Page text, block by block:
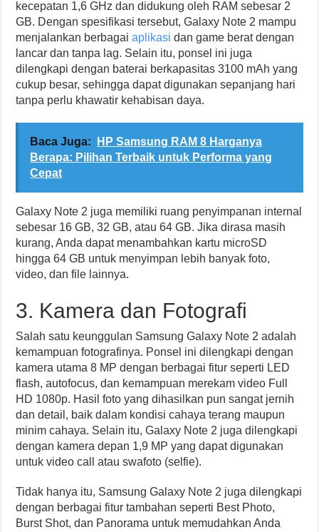
kecepatan 1,6 GHz dan didukung oleh RAM sebesar 2
GB. Dengan spesifikasi tersebut, Galaxy Note 2 mampu
menjalankan berbagaiaplikasi dan game berat dengan
lancar dan tanpa lag. Selain itu, ponsel ini juga
dilengkapi dengan baterai berkapasitas 3100 mAh yang
cukup besar, sehingga dapat digunakan sepanjang hari
tanpa perlu khawatir kehabisan daya.
Baca Juga:
HP Samsung RAM 8 Harganya
Berapa: Pilihan Terbaik untuk Performa yang
Cepat
Galaxy Note 2 juga memiliki ruang penyimpanan internal
sebesar 16 GB, 32 GB, atau 64 GB. Jika dirasa masih
kurang, Anda dapat menambahkan kartu microSD
hingga 64 GB untuk menyimpan lebih banyak foto,
video, dan file lainnya.
3. Kamera dan Fotografi
Salah satu keunggulan Samsung Galaxy Note 2 adalah
kemampuan fotografinya. Ponsel ini dilengkapi dengan
kamera utama 8 MP dengan berbagai fitur seperti LED
flash, autofocus, dan kemampuan merekam video Full
HD 1080p. Hasil foto yang dihasilkan pun sangat jernih
dan detail, baik dalam kondisi cahaya terang maupun
minim cahaya. Selain itu, Galaxy Note 2 juga dilengkapi
dengan kamera depan 1,9 MP yang dapat digunakan
untuk video call atau swafoto (selfie).
Tidak hanya itu, Samsung Galaxy Note 2 juga dilengkapi
dengan berbagai fitur tambahan seperti Best Photo,
Burst Shot, dan Panorama untuk memudahkan Anda